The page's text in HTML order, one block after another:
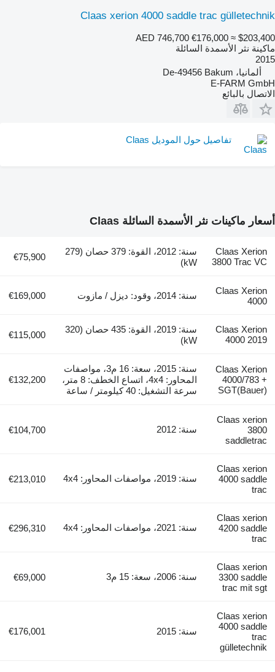
Claas xerion 4000 saddle trac gülletechnik
AED 746,700 €176,000 ≈ $203,400
ماكينة نثر الأسمدة السائلة
2015
ألمانيا، De-49456 Bakum
E-FARM GmbH
الاتصال بالبائع
تفاصيل حول الموديل Claas
أسعار ماكينات نثر الأسمدة السائلة Claas
Claas Xerion
3800 Trac VC
سنة: 2012، القوة: 379 حصان (279
kW)
€75,900
Claas Xerion
4000
سنة: 2014، وقود: ديزل / مازوت €169,000
Claas Xerion
4000 2019
سنة: 2019، القوة: 435 حصان (320
kW)
€115,000
Claas Xerion
4000/783 +
SGT(Bauer)
سنة: 2015، سعة: 16 م3، مواصفات
المحاور: 4x4، اتساع الخطف: 8 متر،
سرعة التشغيل: 40 كيلومتر / ساعة
€132,200
Claas xerion
3800
saddletrac
سنة: 2012 €104,700
Claas xerion
4000 saddle
trac
سنة: 2019، مواصفات المحاور: 4x4 €213,010
Claas xerion
4200 saddle
trac
سنة: 2021، مواصفات المحاور: 4x4 €296,310
Claas xerion
3300 saddle
trac mit sgt
سنة: 2006، سعة: 15 م3 €69,000
Claas xerion
4000 saddle
trac
gülletechnik
سنة: 2015 €176,001